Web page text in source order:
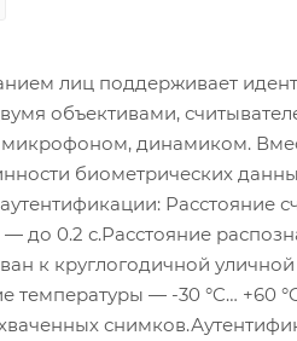
лиц поддерживает
объективами,
динамиком.
биометрических
Расстояние
до 0.2 с.Расстояние
к круглогодичной
температуры — -30 °C… +60